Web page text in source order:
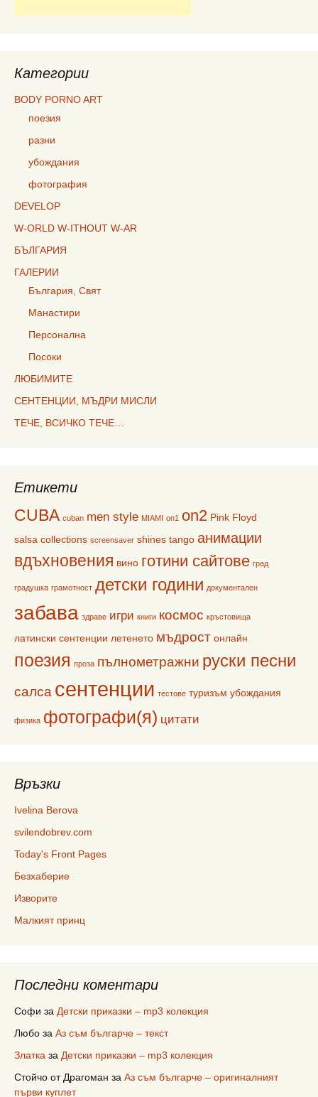
Категории
BODY PORNO ART
поезия
разни
убождания
фотография
DEVELOP
W-ORLD W-ITHOUT W-AR
БЪЛГАРИЯ
ГАЛЕРИИ
България, Свят
Манастири
Персонална
Посоки
ЛЮБИМИТЕ
СЕНТЕНЦИИ, МЪДРИ МИСЛИ
ТЕЧЕ, ВСИЧКО ТЕЧЕ…
Етикети
CUBA cuban men style MIAMI on1 on2 Pink Floyd
salsa collections screensaver shines tango анимации
вдъхновения вино готини сайтове град
градушка грамотност детски години документален
забава здраве игри книги космос кръстовища
латински сентенции летенето мъдрост онлайн
поезия проза пълнометражни руски песни
салса сентенции тестове туризъм убождания
физика фотографи(я) цитати
Връзки
Ivelina Berova
svilendobrev.com
Today's Front Pages
Безхаберие
Изворите
Малкият принц
Последни коментари
Софи за Детски приказки – mp3 колекция
Любо за Аз съм българче – текст
Златка за Детски приказки – mp3 колекция
Стойчо от Драгоман за Аз съм българче – оригиналният
първи куплет